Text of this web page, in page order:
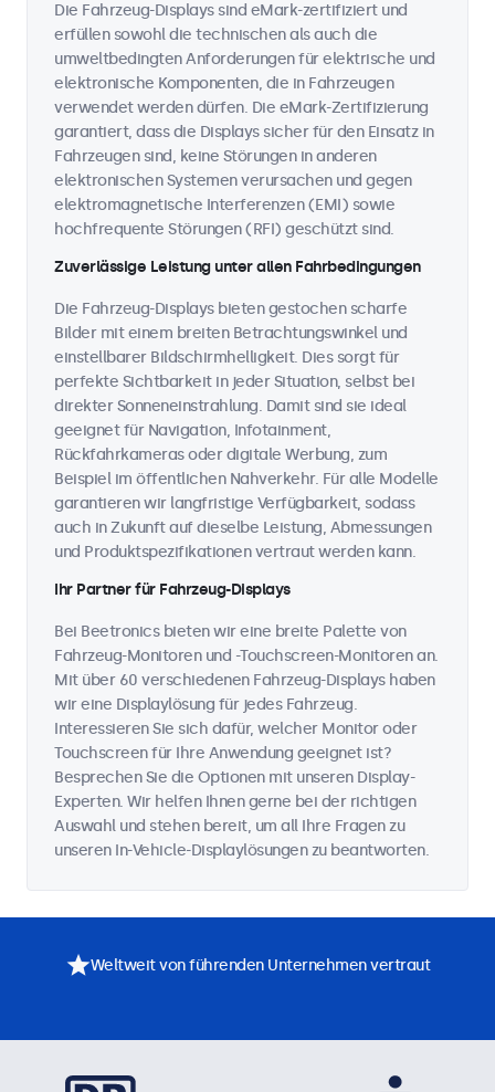
Die Fahrzeug-Displays sind eMark-zertifiziert und
erfüllen sowohl die technischen als auch die
umweltbedingten Anforderungen für elektrische und
elektronische Komponenten, die in Fahrzeugen
verwendet werden dürfen. Die eMark-Zertifizierung
garantiert, dass die Displays sicher für den Einsatz in
Fahrzeugen sind, keine Störungen in anderen
elektronischen Systemen verursachen und gegen
elektromagnetische Interferenzen (EMI) sowie
hochfrequente Störungen (RFI) geschützt sind.
Zuverlässige Leistung unter allen Fahrbedingungen
Die Fahrzeug-Displays bieten gestochen scharfe
Bilder mit einem breiten Betrachtungswinkel und
einstellbarer Bildschirmhelligkeit. Dies sorgt für
perfekte Sichtbarkeit in jeder Situation, selbst bei
direkter Sonneneinstrahlung. Damit sind sie ideal
geeignet für Navigation, Infotainment,
Rückfahrkameras oder digitale Werbung, zum
Beispiel im öffentlichen Nahverkehr. Für alle Modelle
garantieren wir langfristige Verfügbarkeit, sodass
auch in Zukunft auf dieselbe Leistung, Abmessungen
und Produktspezifikationen vertraut werden kann.
Ihr Partner für Fahrzeug-Displays
Bei Beetronics bieten wir eine breite Palette von
Fahrzeug-Monitoren und -Touchscreen-Monitoren an.
Mit über 60 verschiedenen Fahrzeug-Displays haben
wir eine Displaylösung für jedes Fahrzeug.
Interessieren Sie sich dafür, welcher Monitor oder
Touchscreen für Ihre Anwendung geeignet ist?
Besprechen Sie die Optionen mit unseren Display-
Experten. Wir helfen Ihnen gerne bei der richtigen
Auswahl und stehen bereit, um all Ihre Fragen zu
unseren In-Vehicle-Displaylösungen zu beantworten.
Weltweit von führenden Unternehmen vertraut